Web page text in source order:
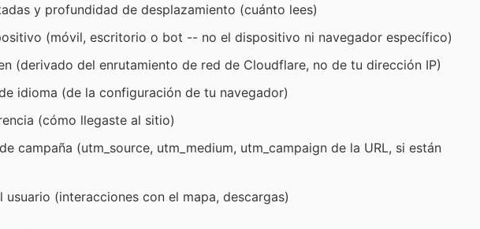
y profundidad de desplazamiento (cuánto lees)
(móvil, escritorio o bot -- no el dispositivo ni navegador específico)
(derivado del enrutamiento de red de Cloudflare, no de tu dirección IP)
idioma (de la configuración de tu navegador)
(cómo llegaste al sitio)
campaña (utm_source, utm_medium, utm_campaign de la URL, si están
usuario (interacciones con el mapa, descargas)